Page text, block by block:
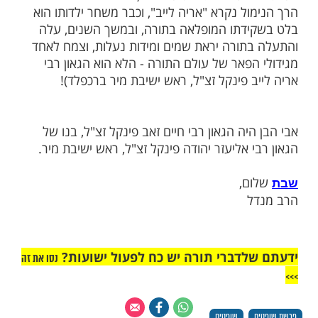
מתוך אי-נעימות בעיניו של אותו גדול
והלה סימן לו בעיניו, בשפת רמזים
הוצאת הגה מהפה - 'אל תעורר שום
לאיש להיות סנדק'... .
אבי הבן ניגש לאותו גדול ושאל: "ילמדנו
טובת התינוק לא היתה שדווקא כבוד תורתו
שלו?!"...
שלא לבייש יהודי, תעמוד לו כל ימי חייו,
יהפוך לגדול בישראל...".
ביותר בסיפור הוא, ששמו בישראל של